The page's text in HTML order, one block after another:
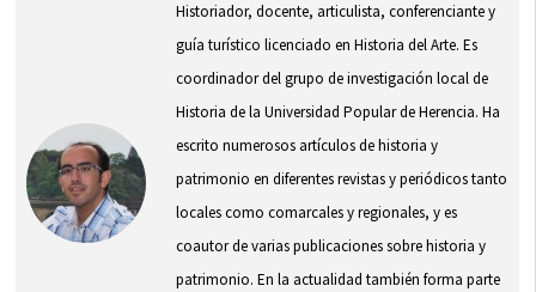
Historiador, docente, articulista, conferenciante y
guía turístico licenciado en Historia del Arte. Es
coordinador del grupo de investigación local de
Historia de la Universidad Popular de Herencia. Ha
escrito numerosos artículos de historia y
patrimonio en diferentes revistas y periódicos tanto
locales como comarcales y regionales, y es
coautor de varias publicaciones sobre historia y
patrimonio. En la actualidad también forma parte